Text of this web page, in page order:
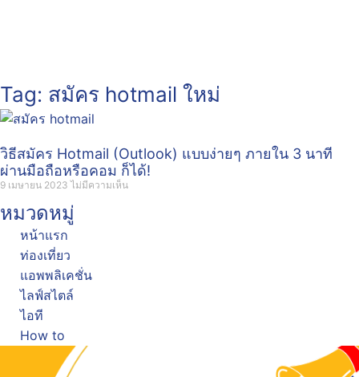
Tag: สมัคร hotmail ใหม่
วิธีสมัคร Hotmail (Outlook) แบบง่ายๆ ภายใน 3 นาที
ผ่านมือถือหรือคอม ก็ได้!
9 เมษายน 2023ไม่มีความเห็น
หมวดหมู่
หน้าแรก
ท่องเที่ยว
แอพพลิเคชั่น
ไลฟ์สไตล์
ไอที
How to